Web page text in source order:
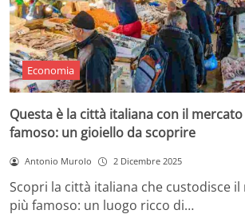
Economia
Questa è la città italiana con il
famoso: un gioiello da scoprire
Antonio Murolo 2 Dicembre 2025
Scopri la città italiana che custodisce
più famoso: un luogo ricco di…